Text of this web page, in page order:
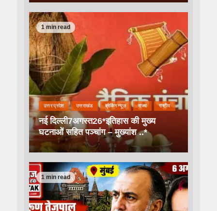
1 min read
उत्तर प्रदेश उत्तराखंड ब्रेकिंग न्यूज़ राज्य राष्टीय
नई दिल्ली7अगस्त26*इतिहास की मुख्य
घटनाओं सहित पञ्चांग – मुख्यांश ..*
1 min read